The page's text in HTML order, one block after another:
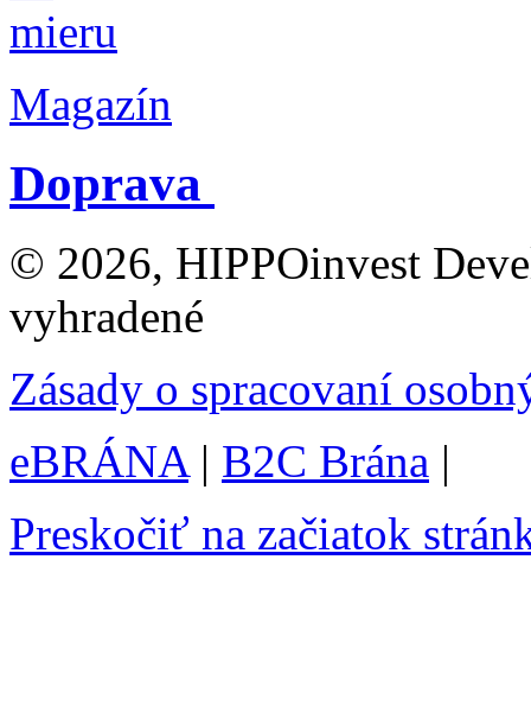
Magazín
Doprava
© 2026, HIPPOinvest
vyhradené
Zásady o spracovaní
eBRÁNA| B2C Brána |
Preskočiť na začiatok